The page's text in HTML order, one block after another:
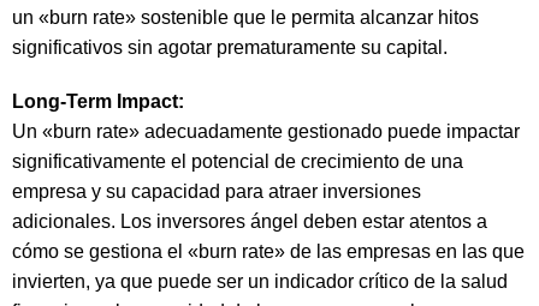
un «burn rate» sostenible que le permita alcanzar hitos
significativos sin agotar prematuramente su capital.
Long-Term Impact:
Un «burn rate» adecuadamente gestionado puede impactar
significativamente el potencial de crecimiento de una
empresa y su capacidad para atraer inversiones
adicionales. Los inversores ángel deben estar atentos a
cómo se gestiona el «burn rate» de las empresas en las que
invierten, ya que puede ser un indicador crítico de la salud